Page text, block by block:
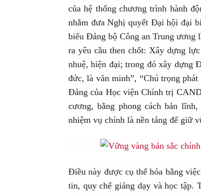
của hệ thống chương trình hành
nhằm đưa Nghị quyết Đại hội đại
biểu Đảng bộ Công an Trung
ra yêu cầu then chốt: Xây dựng
nhuệ, hiện đại; trong đó xây dựng
đức, là văn minh”, “Chú trọng
Đảng của Học viện Chính trị
cương, bằng phong cách bản
nhiệm vụ chính là nền tảng để giữ
Điều này được cụ thể hóa bằng
tin, quy chế giảng dạy và học tập.